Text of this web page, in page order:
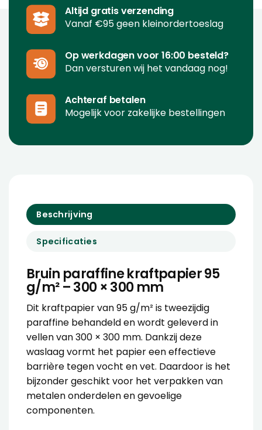
Altijd gratis verzending
Vanaf €95 geen kleinordertoeslag
Op werkdagen voor 16:00 besteld?
Dan versturen wij het vandaag nog!
Achteraf betalen
Mogelijk voor zakelijke bestellingen
Beschrijving
Specificaties
Bruin paraffine kraftpapier 95
g/m² – 300 × 300 mm
Dit kraftpapiervan 95 g/m² is tweezijdig
paraffine behandeld en wordt geleverd in
vellen van 300 × 300 mm. Dankzij deze
waslaag vormt het papier een effectieve
barrière tegen vocht en vet. Daardoor is het
bijzonder geschikt voor het verpakken van
metalen onderdelen en gevoelige
componenten.